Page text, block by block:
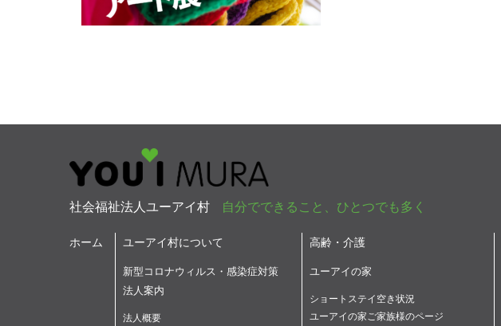
社会福祉法人ユーアイ村 自分でできること、ひとつでも多く
ホーム ユーアイ村について
新型コロナウィルス・感染症対策
法人案内
法人概要
高齢・介護
ユーアイの家
ショートステイ空き状況
ユーアイの家ご家族様のページ